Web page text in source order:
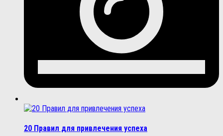
20 Правил для привлечения успеха